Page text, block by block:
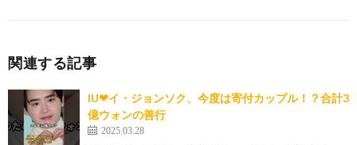
関連する記事
IU❤イ・ジョンソク、今度は寄付カップル！？合計3
億ウォンの善行
2025.03.28